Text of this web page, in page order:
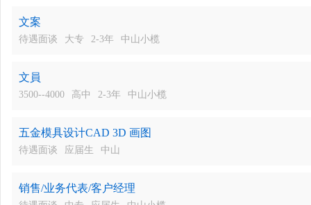
文案
待遇面谈 大专 2-3年 中山小榄
文員
3500--4000 高中 2-3年 中山小榄
五金模具设计CAD 3D 画图
待遇面谈 应届生 中山
销售/业务代表/客户经理